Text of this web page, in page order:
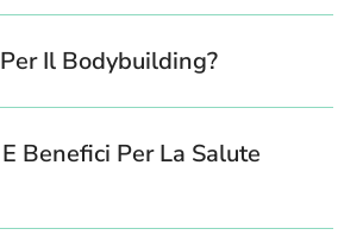
Il Bodybuilding?
Benefici Per La Salute